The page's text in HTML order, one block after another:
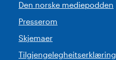
Den norske mediepodden
Presserom
Skjemaer
Tilgjengelegheitserklæring